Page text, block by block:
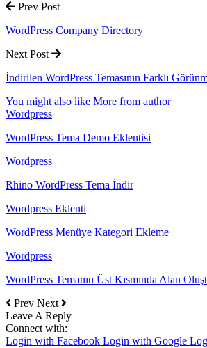
Prev Post
WordPress Company Directory
Next Post
İndirilen WordPress Temasının Farklı
You might also like More from author
Wordpress
WordPress Tema Demo Eklentisi
Wordpress
Rhino WordPress Tema İndir
Wordpress Eklenti
WordPress Menüye Kategori Ekleme
Wordpress
WordPress Temanın Üst Kısmında Alan
Prev Next
Leave A Reply
Connect with:
Login with Facebook Login with Google